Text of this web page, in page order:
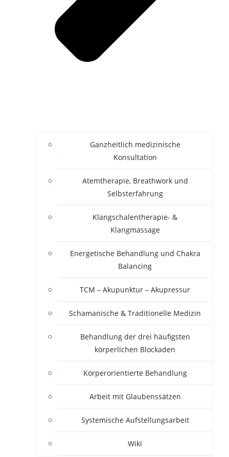
Ganzheitlich medizinische
Konsultation
Atemtherapie, Breathwork und
Selbsterfahrung
Klangschalentherapie- &
Klangmassage
Energetische Behandlung und Chakra
Balancing
TCM – Akupunktur – Akupressur
Schamanische & Traditionelle Medizin
Behandlung der drei häufigsten
körperlichen Blockaden
Körperorientierte Behandlung
Arbeit mit Glaubenssätzen
Systemische Aufstellungsarbeit
Wiki